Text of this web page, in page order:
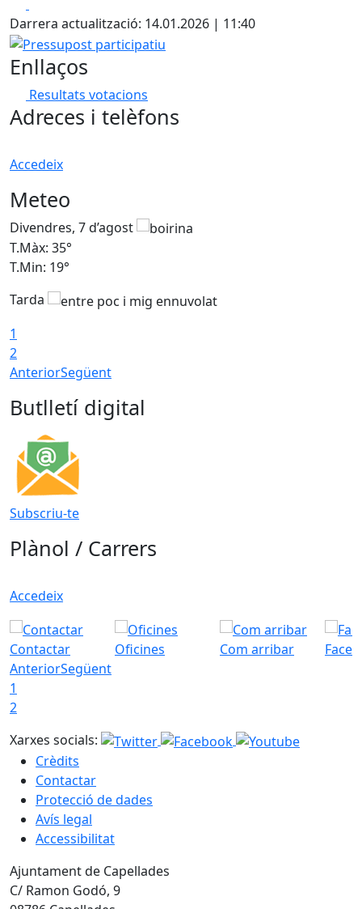
Darrera actualització: 14.01.2026 | 11:40
Pressupost participatiu
Enllaços
Resultats votacions
Adreces i telèfons
Accedeix
Meteo
Divendres, 7 d’agost
T.Màx: 35°
T.Min: 19°
Tarda
1
2
AnteriorSegüent
Butlletí digital
Subscriu-te
Plànol / Carrers
Accedeix
Contactar Oficines Com arribar
AnteriorSegüent
1
2
Xarxes socials:
Crèdits
Contactar
Protecció de dades
Avís legal
Accessibilitat
Ajuntament de Capellades
C/ Ramon Godó, 9